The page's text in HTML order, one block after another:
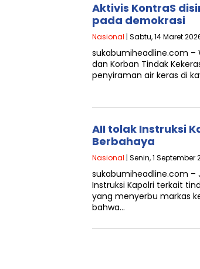
Aktivis KontraS
pada demokrasi
Nasional | Sabtu, 14 Maret
sukabumiheadline.com –
dan Korban Tindak
penyiraman air keras di
AII tolak Instruksi
Berbahaya
Nasional | Senin, 1 September
sukabumiheadline.com –
Instruksi Kapolri terkait
yang menyerbu markas
bahwa…